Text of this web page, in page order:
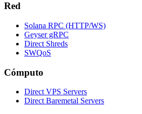
Red
Solana RPC (HTTP/WS)
Geyser gRPC
Direct Shreds
SWQoS
Cómputo
Direct VPS Servers
Direct Baremetal Servers